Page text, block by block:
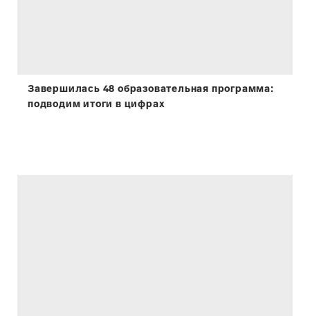
Завершилась 48 образовательная программа:
подводим итоги в цифрах